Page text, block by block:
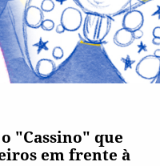
"Cassino" que
em frente à